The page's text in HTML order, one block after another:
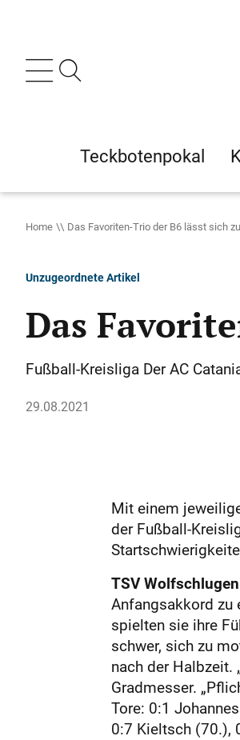
Teckbotenpokal
Home Das Favoriten-Trio der B6 lässt sich
Unzugeordnete Artikel
Das
Fußball-Kreisliga Der AC
29.08.2021
Mit einem
der Fußball-
TSV
Anfangsakkord zu
spielten sie ihre
schwer, sich zu
nach der Halbzeit.
Gradmesser.
Tore: 0:1
0:7 Kieltsch (70.),